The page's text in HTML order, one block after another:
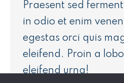
Praesent sed
in odio et enim
egestas orci quis
eleifend. Proin a
eleifend urna!